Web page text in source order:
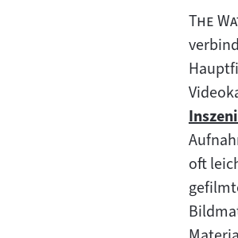
"
The
Zum
Inhalt:
oft